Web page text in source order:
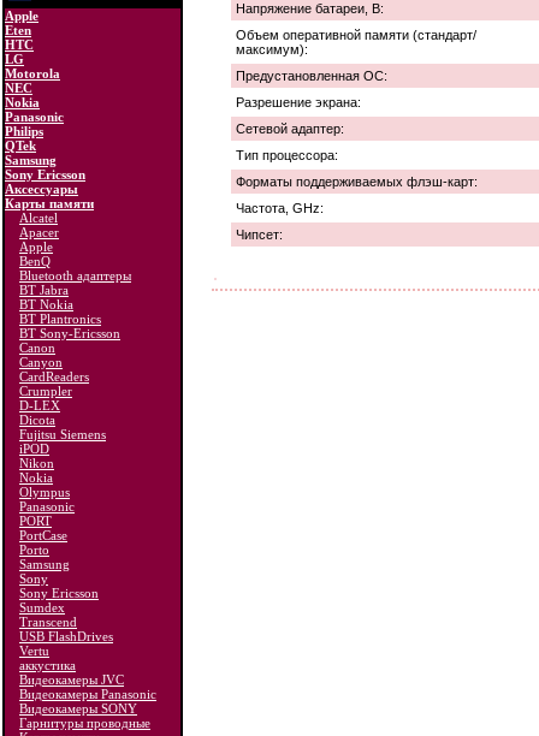
Apple
Eten
HTC
LG
Motorola
NEC
Nokia
Panasonic
Philips
QTek
Samsung
Sony Ericsson
Аксессуары
Карты памяти
Alcatel
Apacer
Apple
BenQ
Bluetooth адаптеры
BT Jabra
BT Nokia
BT Plantronics
BT Sony-Ericsson
Canon
Canyon
CardReaders
Crumpler
D-LEX
Dicota
Fujitsu Siemens
iPOD
Nikon
Nokia
Olympus
Panasonic
PORT
PortCase
Porto
Samsung
Sony
Sony Ericsson
Sumdex
Transcend
USB FlashDrives
Vertu
аккустика
Видеокамеры JVC
Видеокамеры Panasonic
Видеокамеры SONY
Гарнитуры проводные
Напряжение батареи, В:
Объем оперативной памяти (стандарт/
максимум):
Предустановленная ОС:
Разрешение экрана:
Сетевой адаптер:
Тип процессора:
Форматы поддерживаемых флэш-карт:
Частота, GHz:
Чипсет: